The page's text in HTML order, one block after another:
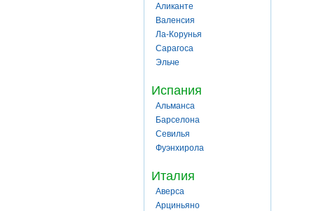
Аликанте
Валенсия
Ла-Корунья
Сарагоса
Эльче
Испания
Альманса
Барселона
Севилья
Фуэнхирола
Италия
Аверса
Арциньяно